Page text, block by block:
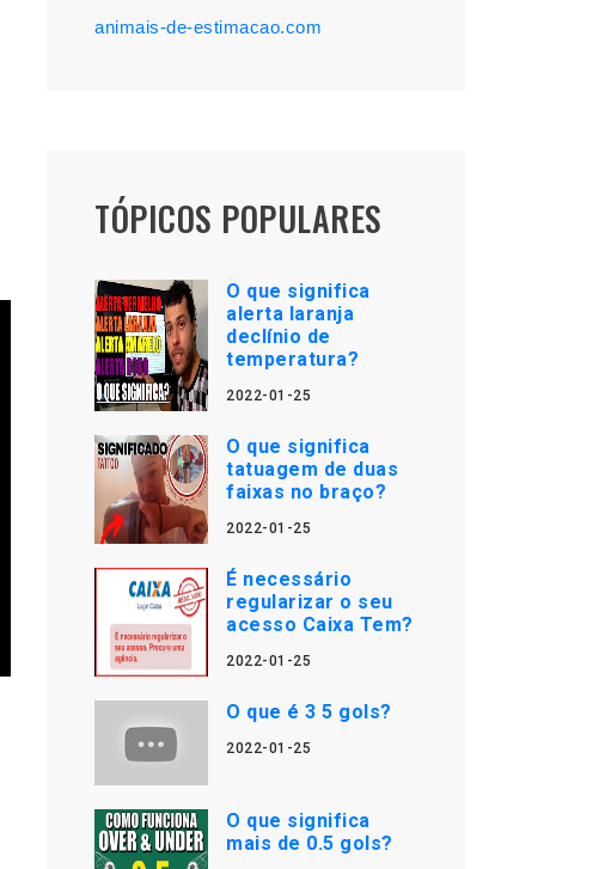
animais-de-estimacao.com
TÓPICOS POPULARES
O que significa
alerta laranja
declínio de
temperatura?
2022-01-25
O que significa
tatuagem de duas
faixas no braço?
2022-01-25
É necessário
regularizar o seu
acesso Caixa Tem?
2022-01-25
O que é 3 5 gols?
2022-01-25
O que significa
mais de 0.5 gols?